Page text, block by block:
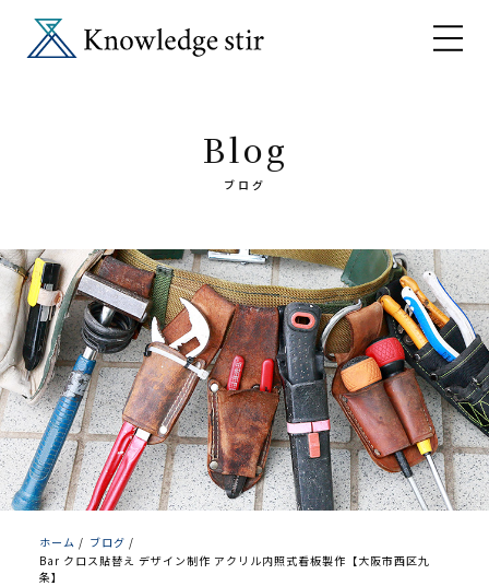
Blog
ブログ
ホーム / ブログ /
Bar クロス貼替え デザイン制作 アクリル内照式看板製作【大阪市西区九
条】